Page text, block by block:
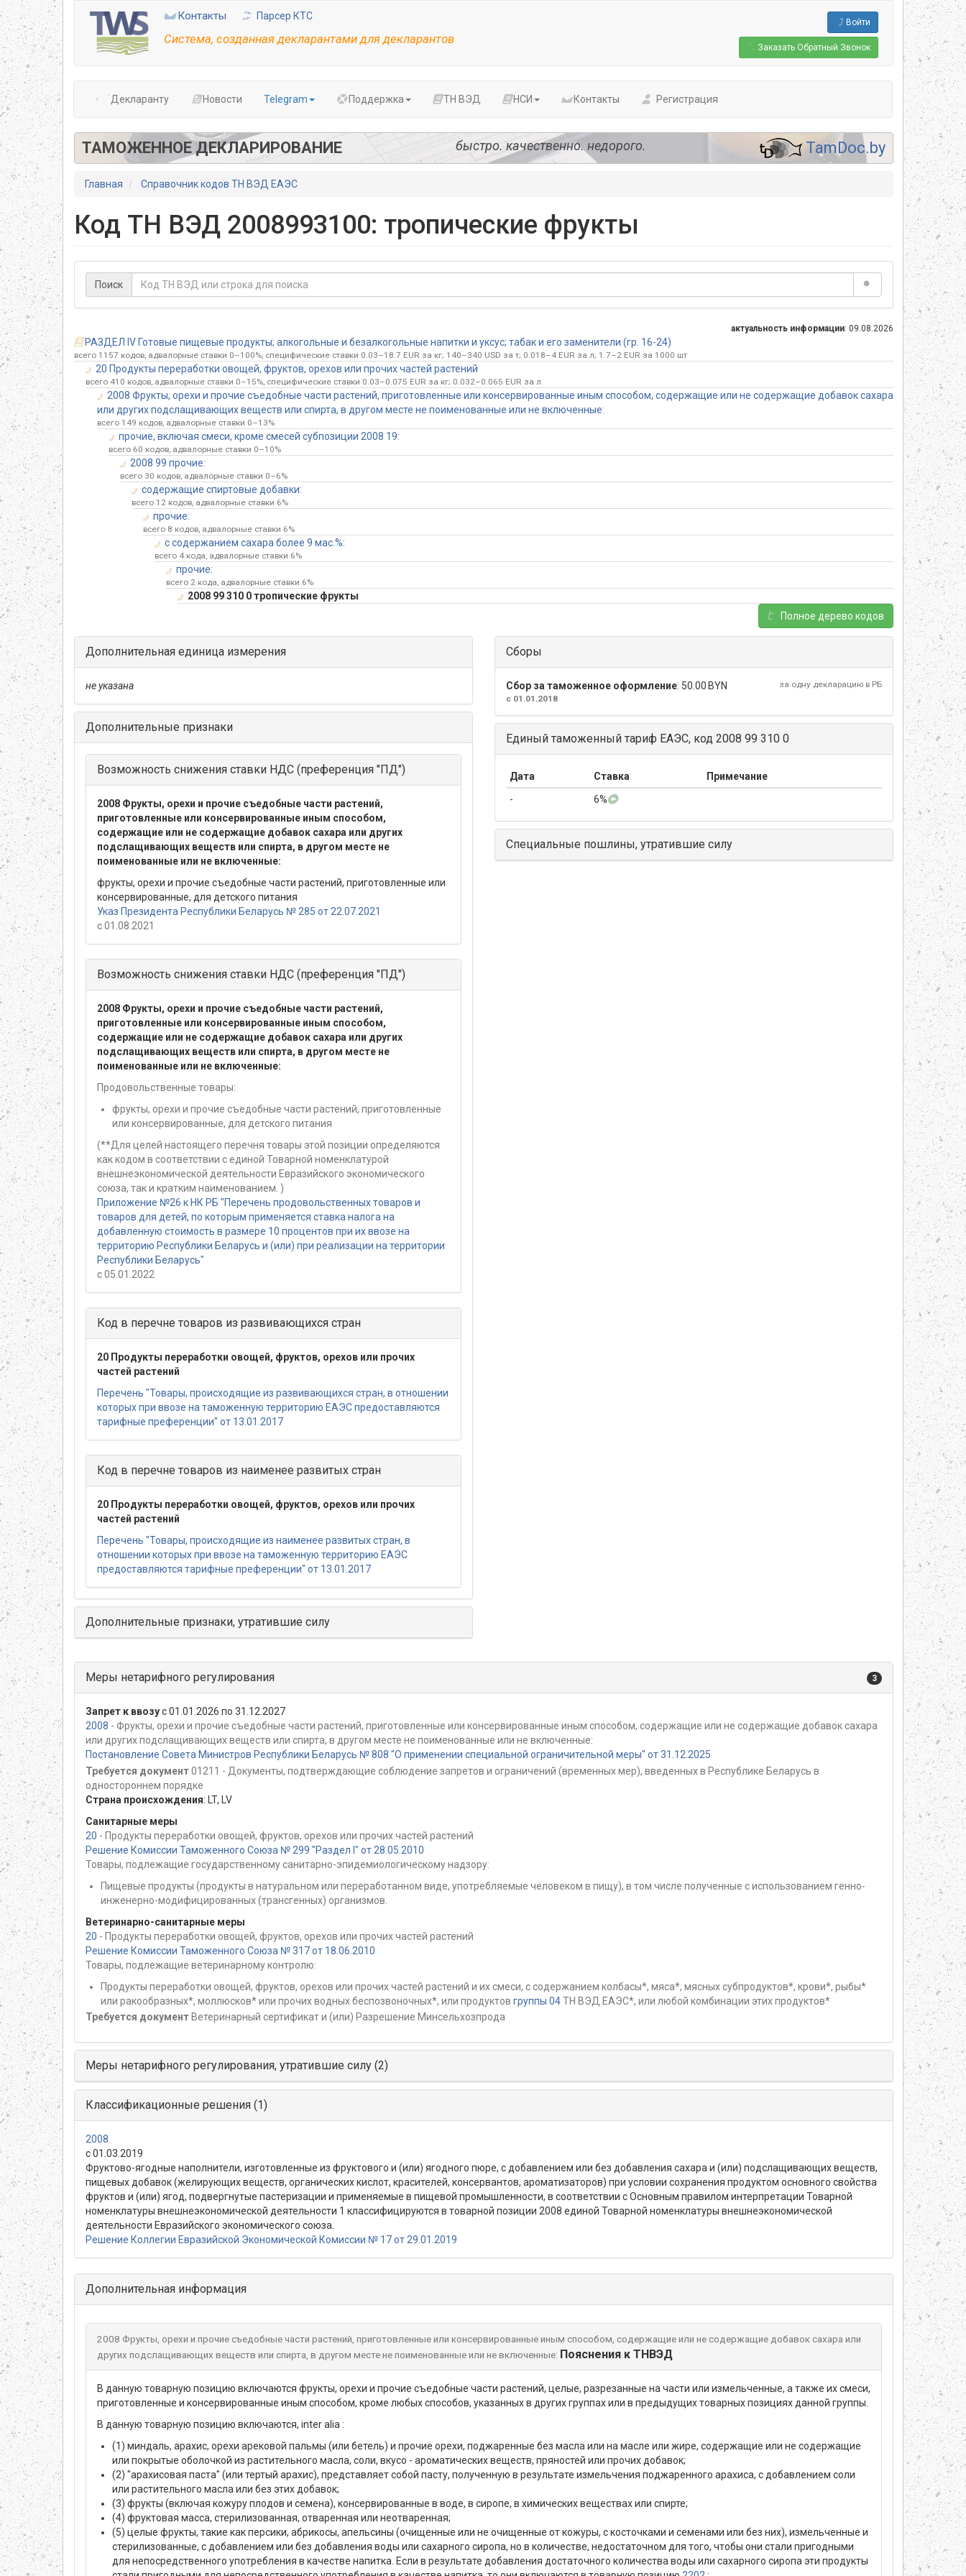
Перейти
к
основному
содержанию
Контакты Парсер КТС
Система, созданная декларантами для декларантов
Войти
Заказать Обратный Звонок
Декларанту Новости Telegram Поддержка ТН ВЭД НСИ Контакты Регистрация
ТАМОЖЕННОЕ ДЕКЛАРИРОВАНИЕ TamDoc.by
быстро. качественно. недорого.
Главная Справочник кодов ТН ВЭД ЕАЭС
Код ТН ВЭД 2008993100: тропические фрукты
Поиск
актуальность информации: 09.08.2026
РАЗДЕЛ IV Готовые пищевые продукты; алкогольные и безалкогольные напитки и уксус; табак и его заменители (гр. 16-24)
всего 1157 кодов, адвалорные ставки 0–100%, специфические ставки 0.03–18.7 EUR за кг; 140–340 USD за т; 0.018–4 EUR за л; 1.7–2 EUR за 1000 шт
20 Продукты переработки овощей, фруктов, орехов или прочих частей растений
всего 410 кодов, адвалорные ставки 0–15%, специфические ставки 0.03–0.075 EUR за кг; 0.032–0.065 EUR за л
2008 Фрукты, орехи и прочие съедобные части растений, приготовленные или консервированные иным способом, содержащие или не содержащие добавок сахара
или других подслащивающих веществ или спирта, в другом месте не поименованные или не включенные:
всего 149 кодов, адвалорные ставки 0–13%
прочие, включая смеси, кроме смесей субпозиции 2008 19:
всего 60 кодов, адвалорные ставки 0–10%
2008 99 прочие:
всего 30 кодов, адвалорные ставки 0–6%
содержащие спиртовые добавки:
всего 12 кодов, адвалорные ставки 6%
прочие:
всего 8 кодов, адвалорные ставки 6%
с содержанием сахара более 9 мас.%:
всего 4 кода, адвалорные ставки 6%
прочие:
всего 2 кода, адвалорные ставки 6%
2008 99 310 0 тропические фрукты
Полное дерево кодов
Дополнительная единица измерения
не указана
Дополнительные признаки
Возможность снижения ставки НДС (преференция "ПД")
2008 Фрукты, орехи и прочие съедобные части растений,
приготовленные или консервированные иным способом,
содержащие или не содержащие добавок сахара или других
подслащивающих веществ или спирта, в другом месте не
поименованные или не включенные:
фрукты, орехи и прочие съедобные части растений, приготовленные или
консервированные, для детского питания
Указ Президента Республики Беларусь № 285 от 22.07.2021
с 01.08.2021
Возможность снижения ставки НДС (преференция "ПД")
2008 Фрукты, орехи и прочие съедобные части растений,
приготовленные или консервированные иным способом,
содержащие или не содержащие добавок сахара или других
подслащивающих веществ или спирта, в другом месте не
поименованные или не включенные:
Продовольственные товары:
фрукты, орехи и прочие съедобные части растений, приготовленные
или консервированные, для детского питания
(**Для целей настоящего перечня товары этой позиции определяются
как кодом в соответствии с единой Товарной номенклатурой
внешнеэкономической деятельности Евразийского экономического
союза, так и кратким наименованием. )
Приложение №26 к НК РБ "Перечень продовольственных товаров и
товаров для детей, по которым применяется ставка налога на
добавленную стоимость в размере 10 процентов при их ввозе на
территорию Республики Беларусь и (или) при реализации на территории
Республики Беларусь"
с 05.01.2022
Код в перечне товаров из развивающихся стран
20 Продукты переработки овощей, фруктов, орехов или прочих
частей растений
Перечень "Товары, происходящие из развивающихся стран, в отношении
которых при ввозе на таможенную территорию ЕАЭС предоставляются
тарифные преференции" от 13.01.2017
Код в перечне товаров из наименее развитых стран
20 Продукты переработки овощей, фруктов, орехов или прочих
частей растений
Перечень "Товары, происходящие из наименее развитых стран, в
отношении которых при ввозе на таможенную территорию ЕАЭС
предоставляются тарифные преференции" от 13.01.2017
Дополнительные признаки, утратившие силу
Сборы
Сбор за таможенное оформление: 50.00 BYN
за одну декларацию в РБ
с 01.01.2018
Единый таможенный тариф ЕАЭС, код 2008 99 310 0
Дата Ставка
Примечание
-
6%
Специальные пошлины, утратившие силу
Меры нетарифного регулирования 3
Запрет к ввозус 01.01.2026 по 31.12.2027
2008 - Фрукты, орехи и прочие съедобные части растений, приготовленные или консервированные иным способом, содержащие или не содержащие добавок сахара
или других подслащивающих веществ или спирта, в другом месте не поименованные или не включенные:
Постановление Совета Министров Республики Беларусь № 808 "О применении специальной ограничительной меры" от 31.12.2025
Требуется документ01211 - Документы, подтверждающие соблюдение запретов и ограничений (временных мер), введенных в Республике Беларусь в
одностороннем порядке
Страна происхождения: LT,
LV
Санитарные меры
20 - Продукты переработки овощей, фруктов, орехов или прочих частей растений
Решение Комиссии Таможенного Союза № 299 "Раздел I" от 28.05.2010
Товары, подлежащие государственному санитарно-эпидемиологическому надзору:
Пищевые продукты (продукты в натуральном или переработанном виде, употребляемые человеком в пищу), в том числе полученные с использованием генно-
инженерно-модифицированных (трансгенных) организмов.
Ветеринарно-санитарные меры
20 - Продукты переработки овощей, фруктов, орехов или прочих частей растений
Решение Комиссии Таможенного Союза № 317 от 18.06.2010
Товары, подлежащие ветеринарному контролю:
Продукты переработки овощей, фруктов, орехов или прочих частей растений и их смеси, с содержанием колбасы*, мяса*, мясных субпродуктов*, крови*, рыбы*
или ракообразных*, моллюсков* или прочих водных беспозвоночных*, или продуктов группы 04ТН ВЭД ЕАЭС*, или любой комбинации этих продуктов*
Требуется документ Ветеринарный сертификат и (или) Разрешение Минсельхозпрода
Меры нетарифного регулирования, утратившие силу (2)
Классификационные решения (1)
2008
с 01.03.2019
Фруктово-ягодные наполнители, изготовленные из фруктового и (или) ягодного пюре, с добавлением или без добавления сахара и (или) подслащивающих веществ,
пищевых добавок (желирующих веществ, органических кислот, красителей, консервантов, ароматизаторов) при условии сохранения продуктом основного свойства
фруктов и (или) ягод, подвергнутые пастеризации и применяемые в пищевой промышленности, в соответствии с Основным правилом интерпретации Товарной
номенклатуры внешнеэкономической деятельности 1 классифицируются в товарной позиции 2008 единой Товарной номенклатуры внешнеэкономической
деятельности Евразийского экономического союза.
Решение Коллегии Евразийской Экономической Комиссии № 17 от 29.01.2019
Дополнительная информация
2008 Фрукты, орехи и прочие съедобные части растений, приготовленные или консервированные иным способом, содержащие или не содержащие добавок сахара или
других подслащивающих веществ или спирта, в другом месте не поименованные или не включенные: Пояснения к ТНВЭД
В данную товарную позицию включаются фрукты, орехи и прочие съедобные части растений, целые, разрезанные на части или измельченные, а также их смеси,
приготовленные и консервированные иным способом, кроме любых способов, указанных в других группах или в предыдущих товарных позициях данной группы.
В данную товарную позицию включаются, inter alia :
(1) миндаль, арахис, орехи арековой пальмы (или бетель) и прочие орехи, поджаренные без масла или на масле или жире, содержащие или не содержащие
или покрытые оболочкой из растительного масла, соли, вкусо - ароматических веществ, пряностей или прочих добавок;
(2) "арахисовая паста" (или тертый арахис), представляет собой пасту, полученную в результате измельчения поджаренного арахиса, с добавлением соли
или растительного масла или без этих добавок;
(3) фрукты (включая кожуру плодов и семена), консервированные в воде, в сиропе, в химических веществах или спирте;
(4) фруктовая масса, стерилизованная, отваренная или неотваренная;
(5) целые фрукты, такие как персики, абрикосы, апельсины (очищенные или не очищенные от кожуры, с косточками и семенами или без них), измельченные и
стерилизованные, с добавлением или без добавления воды или сахарного сиропа, но в количестве, недостаточном для того, чтобы они стали пригодными
для непосредственного употребления в качестве напитка. Если в результате добавления достаточного количества воды или сахарного сиропа эти продукты